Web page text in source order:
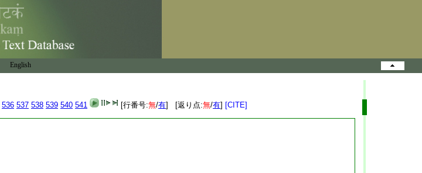
English
536 537 538 539 540 541 [行番号:無/有] [返り点:無/有] [CITE]